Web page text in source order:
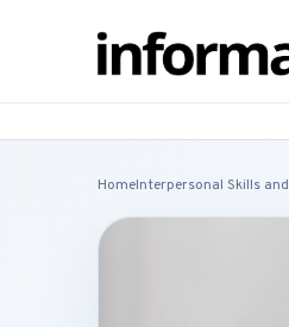
HomeInterpersonal Skills